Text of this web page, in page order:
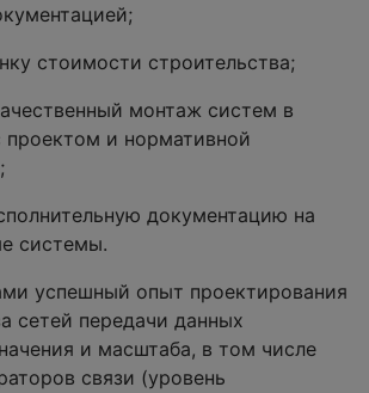
стоимости строительства;
монтаж систем в
проектом и нормативной
документацию на
системы.
успешный опыт проектирования
сетей передачи данных
и масштаба, в том числе
связи (уровень